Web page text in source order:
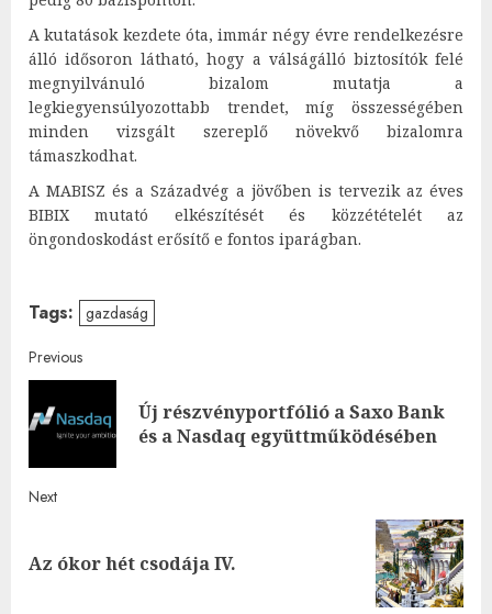
A kutatások kezdete óta, immár négy évre rendelkezésre
álló idősoron látható, hogy a válságálló biztosítók felé
megnyilvánuló bizalom mutatja a
legkiegyensúlyozottabb trendet, míg összességében
minden vizsgált szereplő növekvő bizalomra
támaszkodhat.
A MABISZ és a Századvég a jövőben is tervezik az éves
BIBIX mutató elkészítését és közzétételét az
öngondoskodást erősítő e fontos iparágban.
Tags: gazdaság
Post
navigation
Previous
Új részvényportfólió a Saxo Bank
és a Nasdaq együttműködésében
Next
Next
Az ókor hét csodája IV.